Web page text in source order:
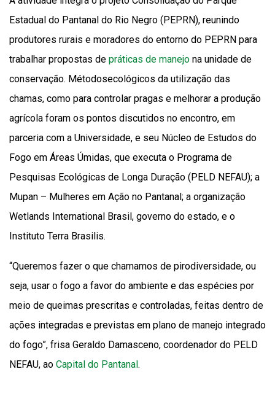
Estadual do Pantanal do Rio Negro (PEPRN), reunindo
produtores rurais e moradores do entorno do PEPRN para
trabalhar propostas de práticas de manejo na unidade de
conservação. Métodosecológicos da utilização das
chamas, como para controlar pragas e melhorar a produção
agrícola foram os pontos discutidos no encontro, em
parceria com a Universidade, e seu Núcleo de Estudos do
Fogo em Áreas Úmidas, que executa o Programa de
Pesquisas Ecológicas de Longa Duração (PELD NEFAU); a
Mupan – Mulheres em Ação no Pantanal; a organização
Wetlands International Brasil, governo do estado, e o
Instituto Terra Brasilis.
“Queremos fazer o que chamamos de pirodiversidade, ou
seja, usar o fogo a favor do ambiente e das espécies por
meio de queimas prescritas e controladas, feitas dentro de
ações integradas e previstas em plano de manejo integrado
do fogo”, frisa Geraldo Damasceno, coordenador do PELD
NEFAU, ao Capital do Pantanal.